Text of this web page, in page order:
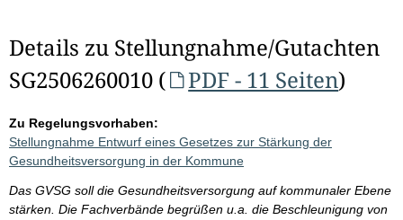
Details zu Stellungnahme/Gutachten
SG2506260010 (
PDF - 11 Seiten)
Zu Regelungsvorhaben:
Stellungnahme Entwurf eines Gesetzes zur Stärkung der
Gesundheitsversorgung in der Kommune
Das GVSG soll die Gesundheitsversorgung auf kommunaler Ebene
stärken. Die Fachverbände begrüßen u.a. die Beschleunigung von